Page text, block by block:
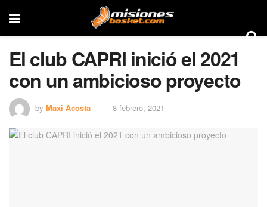
El club CAPRI inició el 2021
con un ambicioso proyecto
by Maxi Acosta 8 febrero, 2021